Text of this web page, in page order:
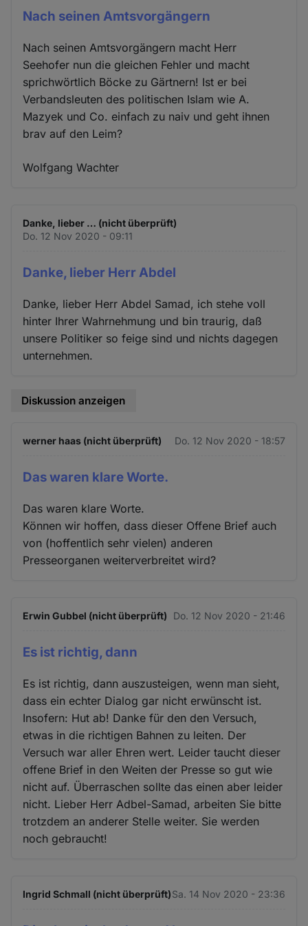
Nach seinen Amtsvorgängern
Nach seinen Amtsvorgängern macht Herr
Seehofer nun die gleichen Fehler und macht
sprichwörtlich Böcke zu Gärtnern! Ist er bei
Verbandsleuten des politischen Islam wie A.
Mazyek und Co. einfach zu naiv und geht ihnen
brav auf den Leim?
Wolfgang Wachter
Danke, lieber … (nicht überprüft)
Do. 12 Nov 2020 - 09:11
Danke, lieber Herr Abdel
Danke, lieber Herr Abdel Samad, ich stehe voll
hinter Ihrer Wahrnehmung und bin traurig, daß
unsere Politiker so feige sind und nichts dagegen
unternehmen.
Diskussion anzeigen
werner haas (nicht überprüft) Do. 12 Nov 2020 - 18:57
Das waren klare Worte.
Das waren klare Worte.
Können wir hoffen, dass dieser Offene Brief auch
von (hoffentlich sehr vielen) anderen
Presseorganen weiterverbreitet wird?
Erwin Gubbel (nicht überprüft) Do. 12 Nov 2020 - 21:46
Es ist richtig, dann
Es ist richtig, dann auszusteigen, wenn man sieht,
dass ein echter Dialog gar nicht erwünscht ist.
Insofern: Hut ab! Danke für den den Versuch,
etwas in die richtigen Bahnen zu leiten. Der
Versuch war aller Ehren wert. Leider taucht dieser
offene Brief in den Weiten der Presse so gut wie
nicht auf. Überraschen sollte das einen aber leider
nicht. Lieber Herr Adbel-Samad, arbeiten Sie bitte
trotzdem an anderer Stelle weiter. Sie werden
noch gebraucht!
Ingrid Schmall (nicht überprüft)Sa. 14 Nov 2020 - 23:36